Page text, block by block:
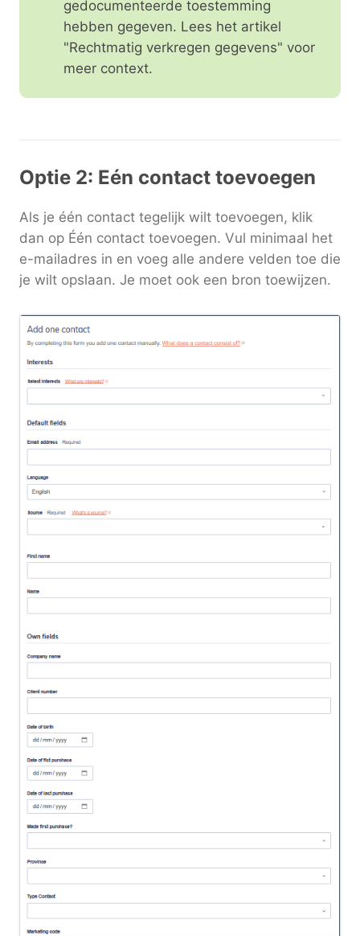
gedocumenteerde toestemming
hebben gegeven. Lees het artikel
"Rechtmatig verkregen gegevens" voor
meer context.
Optie 2: Eén contact toevoegen
Als je één contact tegelijk wilt toevoegen, klik
dan op Één contact toevoegen. Vul minimaal het
e-mailadres in en voeg alle andere velden toe die
je wilt opslaan. Je moet ook een bron toewijzen.